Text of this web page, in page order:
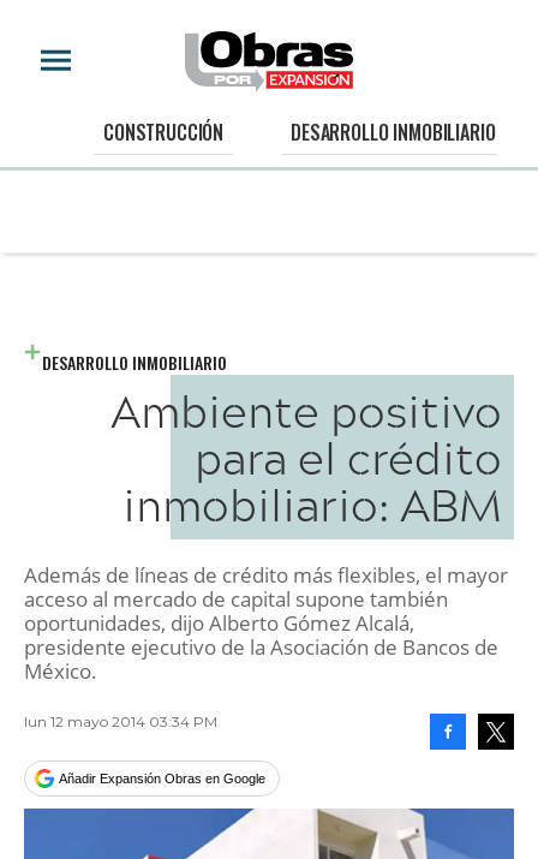
CONSTRUCCIÓN DESARROLLO INMOBILIARIO
DESARROLLO INMOBILIARIO
Ambiente positivo
para el crédito
inmobiliario: ABM
Además de líneas de crédito más flexibles, el mayor
acceso al mercado de capital supone también
oportunidades, dijo Alberto Gómez Alcalá,
presidente ejecutivo de la Asociación de Bancos de
México.
lun 12 mayo 2014 03:34 PM
Añadir Expansión Obras en Google